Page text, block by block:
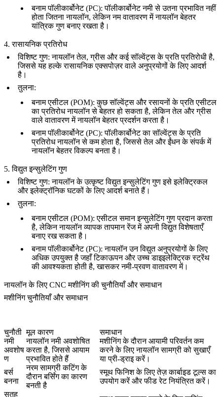
बनामपॉलीकार्बोनेट (PC): पॉलीकार्बोनेट नमी से उतना प्रभावित नहीं
होता जितना नायलॉन, लेकिन नम वातावरण में नायलॉन बेहतर
यांत्रिक गुण बनाए रखता है।
4. रासायनिक प्रतिरोध
विशिष्ट गुण: नायलॉन तेल, ग्रीस और कई सॉल्वेंट्स के प्रति प्रतिरोधी है,
जिससे यह हल्के रासायनिक एक्सपोज़र वाले अनुप्रयोगों के लिए आदर्श
है।
तुलना:
बनामएसीटल (POM): कुछ सॉल्वेंट्स और रसायनों के प्रति एसीटल
का प्रतिरोध नायलॉन से बेहतर हो सकता है, लेकिन तेल और ग्रीस
वाले वातावरण में नायलॉन बेहतर प्रदर्शन करता है।
बनामपॉलीकार्बोनेट (PC): पॉलीकार्बोनेट का सॉल्वेंट्स के प्रति
प्रतिरोध नायलॉन से कम होता है, जिससे तेल और ईंधन के संपर्क में
नायलॉन बेहतर विकल्प बनता है।
5. विद्युत इन्सुलेटिंग गुण
विशिष्ट गुण: नायलॉन के उत्कृष्ट विद्युत इन्सुलेटिंग गुण इसे इलेक्ट्रिकल
और इलेक्ट्रॉनिक घटकों के लिए आदर्श बनाते हैं।
तुलना:
बनामएसीटल (POM): एसीटल समान इन्सुलेटिंग गुण प्रदान करता
है, लेकिन नायलॉन व्यापक तापमान रेंज में अपनी विद्युत विशेषताएँ
बनाए रख सकता है।
बनामपॉलीकार्बोनेट (PC): नायलॉन उन विद्युत अनुप्रयोगों के लिए
अधिक उपयुक्त है जहाँ टिकाऊपन और उच्च डाइइलेक्ट्रिक स्ट्रेंथ
की आवश्यकता होती है, खासकर नमी-प्रवण वातावरण में।
नायलॉन के लिए CNC मशीनिंग की चुनौतियाँ और समाधान
मशीनिंग चुनौतियाँ और समाधान
चुनौती मूल कारण
समाधान
नमी
अवशोष
ण
नायलॉन नमी अवशोषित
करता है, जिससे आयाम
प्रभावित होते हैं
मशीनिंग के दौरान आयामी परिवर्तन कम
करने के लिए नायलॉन सामग्री को सुखाएँ
या प्री-ड्राइ करें।
बर्स
बनना
नरम सामग्री कटिंग के
दौरान बर्सिंग का कारण
बनती है
स्मूथ फिनिश के लिए तेज़ कार्बाइड टूल्स का
उपयोग करें और फीड रेट नियंत्रित करें।
सतह